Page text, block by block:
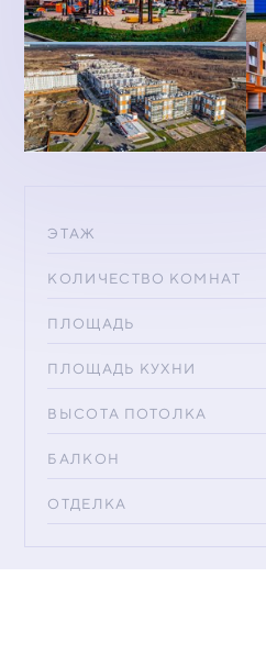
ЭТАЖ
КОЛИЧЕСТВО КОМНАТ
ПЛОЩАДЬ
ПЛОЩАДЬ КУХНИ
ВЫСОТА ПОТОЛКА
БАЛКОН
ОТДЕЛКА